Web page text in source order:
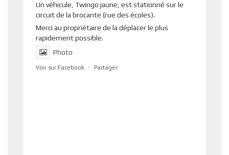
Un véhicule, Twingo jaune, est stationné sur le
circuit de la brocante (rue des écoles).
Merci au propriétaire de la déplacer le plus
rapidement possible.
Photo
Voir sur Facebook · Partager